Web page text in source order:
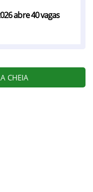
abre 40 vagas
CHEIA